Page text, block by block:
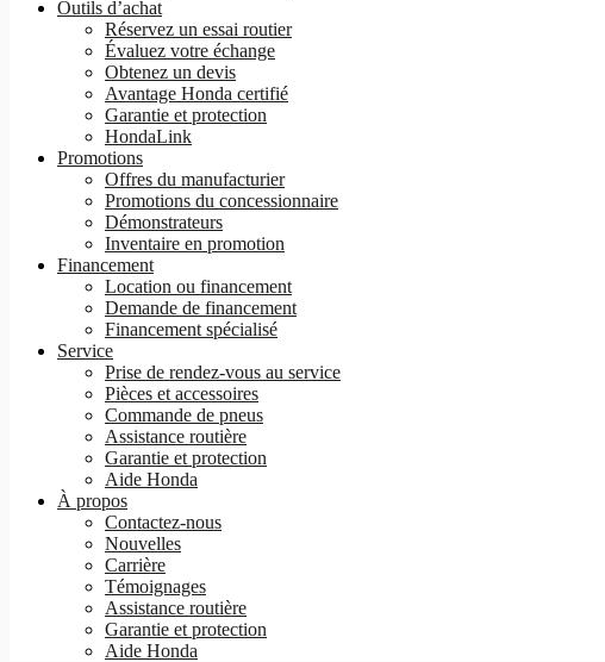
Outils d’achat
Réservez un essai routier
Évaluez votre échange
Obtenez un devis
Avantage Honda certifié
Garantie et protection
HondaLink
Promotions
Offres du manufacturier
Promotions du concessionnaire
Démonstrateurs
Inventaire en promotion
Financement
Location ou financement
Demande de financement
Financement spécialisé
Service
Prise de rendez-vous au service
Pièces et accessoires
Commande de pneus
Assistance routière
Garantie et protection
Aide Honda
À propos
Contactez-nous
Nouvelles
Carrière
Témoignages
Assistance routière
Garantie et protection
Aide Honda